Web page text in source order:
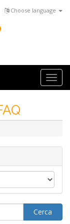
Choose language